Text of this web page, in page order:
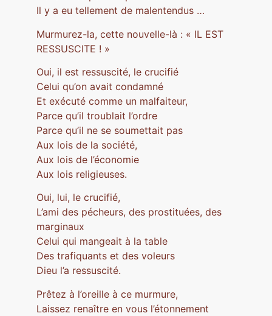
Il y a eu tellement de malentendus …
Murmurez-la, cette nouvelle-là : « IL EST
RESSUSCITE ! »
Oui, il est ressuscité, le crucifié
Celui qu’on avait condamné
Et exécuté comme un malfaiteur,
Parce qu’il troublait l’ordre
Parce qu’il ne se soumettait pas
Aux lois de la société,
Aux lois de l’économie
Aux lois religieuses.
Oui, lui, le crucifié,
L’ami des pécheurs, des prostituées, des
marginaux
Celui qui mangeait à la table
Des trafiquants et des voleurs
Dieu l’a ressuscité.
Prêtez à l’oreille à ce murmure,
Laissez renaître en vous l’étonnement